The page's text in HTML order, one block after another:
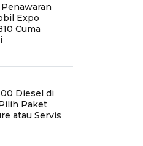
Expo
Cuma
Diesel di
Paket
atau Servis